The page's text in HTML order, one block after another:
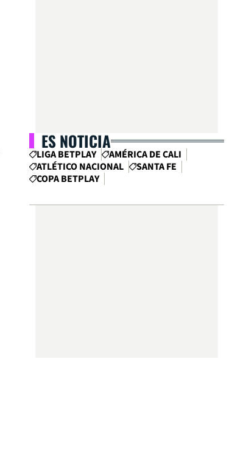
ES NOTICIA
LIGA BETPLAY
AMÉRICA DE CALI
ATLÉTICO NACIONAL
SANTA FE
COPA BETPLAY